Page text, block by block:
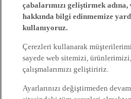
çabalarımızı geliştirmek
hakkında bilgi edinmemize
kullanıyoruz.
Çerezleri kullanarak
sayede web sitemizi,
çalışmalarımızı geliştiririz.
Ayarlarınızı değiştirmeden